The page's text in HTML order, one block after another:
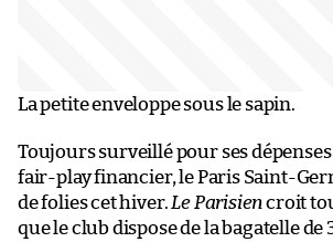
La petite enveloppe sous le sapin.
Toujours surveillé pour ses dépenses
fair-play financier, le Paris Saint-
de folies cet hiver. Le Parisiencroit
que le club dispose de la bagatelle